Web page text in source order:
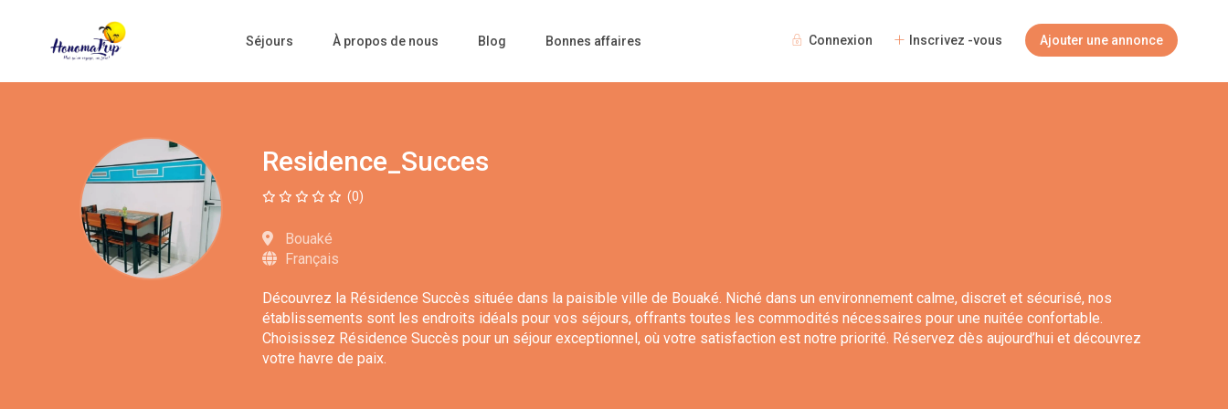
Connexion Inscrivez -vous Ajouter une annonce
Séjours À propos de nous Blog Bonnes affaires
Residence_Succes
(0)
Bouaké
Français
Découvrez la Résidence Succès située dans la paisible ville de Bouaké. Niché dans un environnement calme, discret et sécurisé, nos
établissements sont les endroits idéals pour vos séjours, offrants toutes les commodités nécessaires pour une nuitée confortable.
Choisissez Résidence Succès pour un séjour exceptionnel, où votre satisfaction est notre priorité. Réservez dès aujourd’hui et découvrez
votre havre de paix.